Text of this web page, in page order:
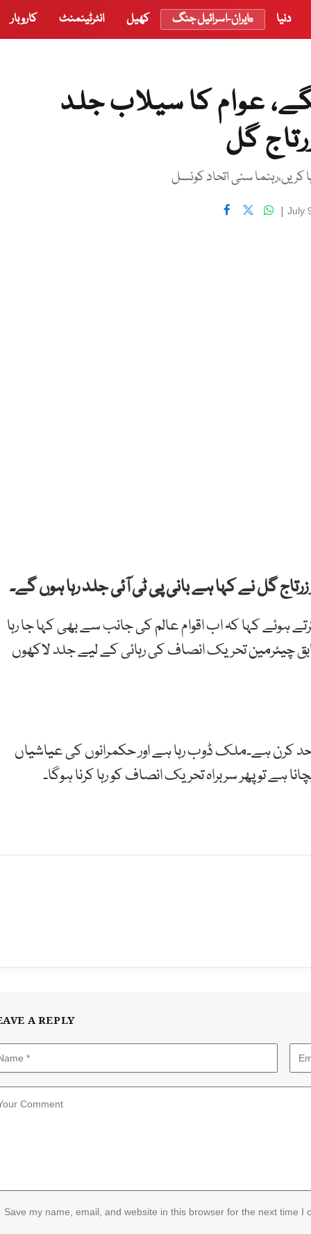
دنیا ایران-اسرائیل جنگ کھیل انٹرٹینمنٹ کاروبار
عوام کا سیلاب جلد
گل
سنی اتحاد کونسل
July
|
گل نے کہا ہے بانی پی ٹی آئی جلد رہا ہوں گے۔
ہوئے کہا کہ اب اقوام عالم کی جانب سے بھی کہا جا رہا
چیئرمین تحریک انصاف کی رہائی کے لیے جلد لاکھوں
کرن ہے۔ملک ڈوب رہا ہے اور حکمرانوں کی عیاشیاں
ہے تو پھر سربراہ تحریک انصاف کو رہا کرنا ہوگا۔
A REPLY
Save my name, email, and website in this browser for the next time I